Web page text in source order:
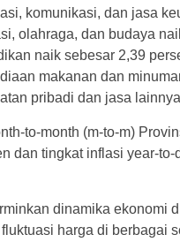
komunikasi, dan jasa
olahraga, dan budaya
naik sebesar 2,39
makanan dan
pribadi dan jasa
to-month (m-to-m)
dan tingkat inflasi year-
dinamika ekonomi
harga di berbagai